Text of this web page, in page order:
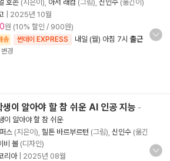
호손 (지은이), 아서 래컴 (그림), 신인수 (옮긴이)
2025년 10월
원 (10% 할인 / 900원)
송 썬데이 EXPRESS 내일 (월) 아침 7시 출근
변경
생이 알아야 할 참 쉬운 AI 인공 지능 -
이 알아야 할 참 쉬운
스 (지은이), 힐튼 바르부르턴 (그림), 신인수 (옮긴
비 볼 (디자인)
리아| 2025년 08월